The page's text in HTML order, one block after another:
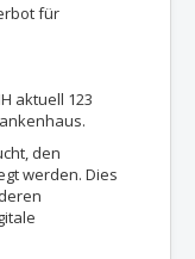
für
aktuell 123
den
werden. Dies